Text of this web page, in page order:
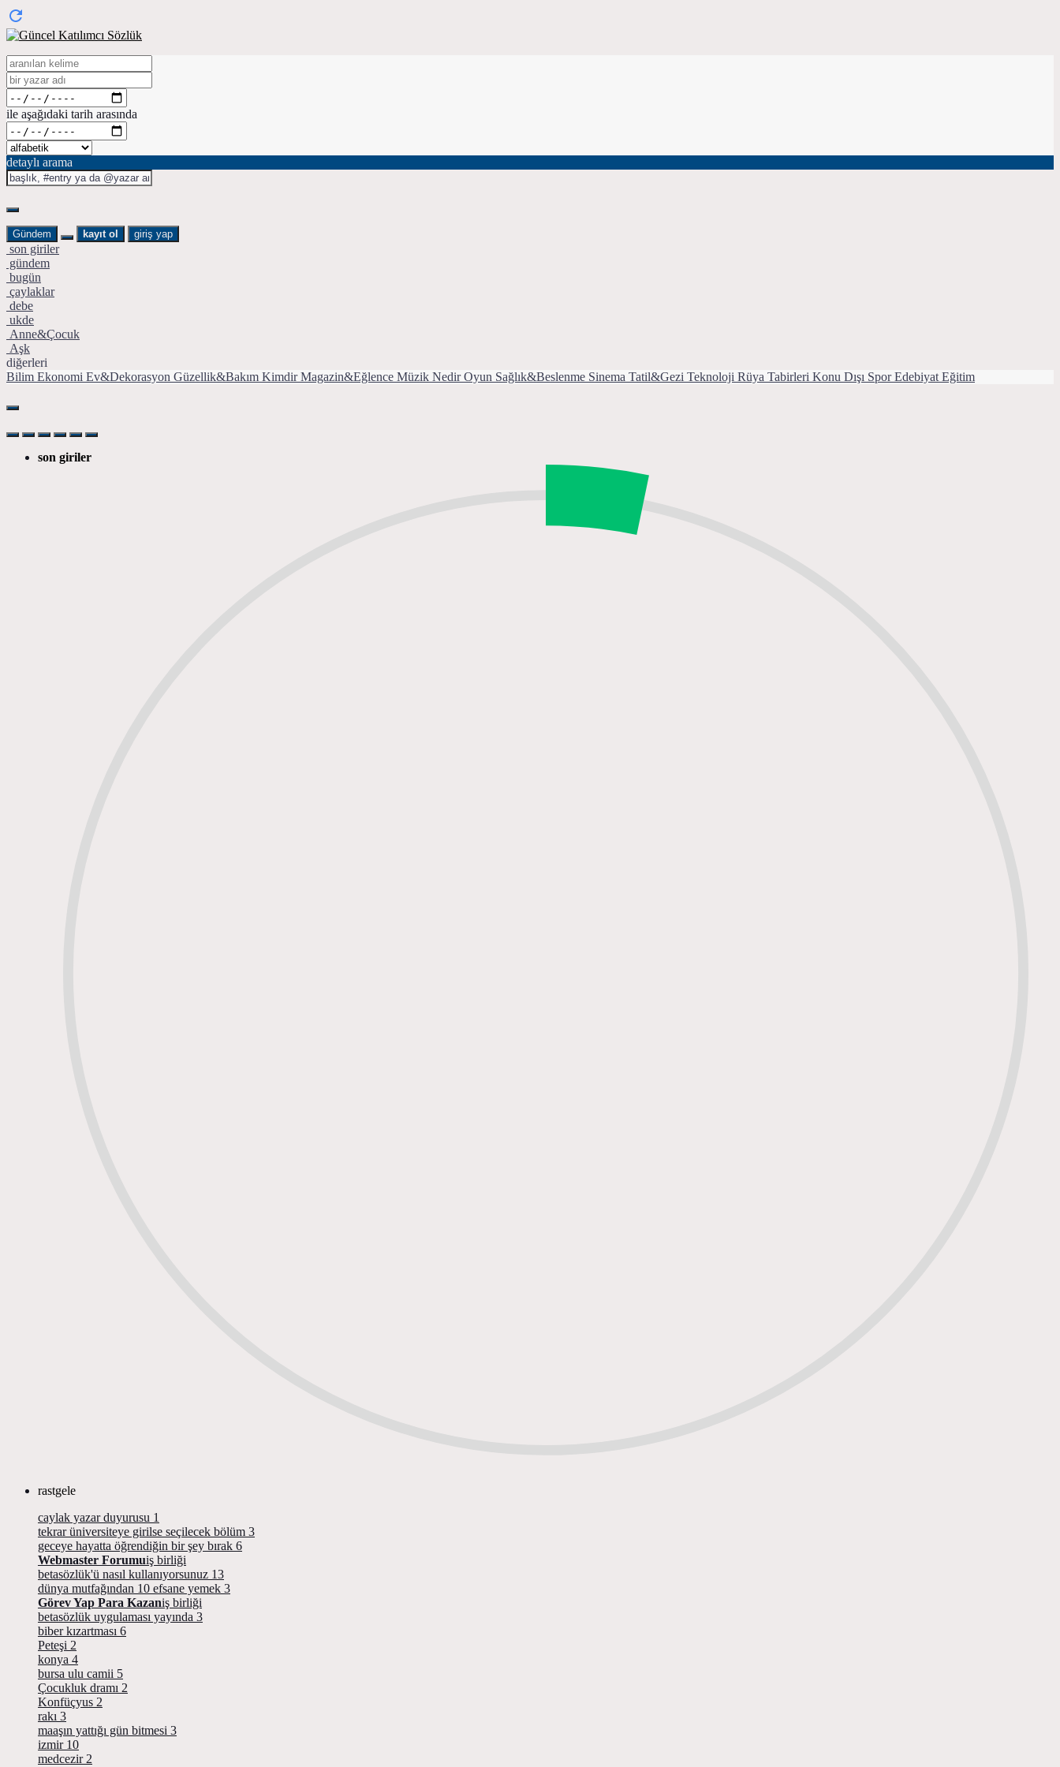
ile aşağıdaki tarih arasında
detaylı arama
Gündem kayıt ol giriş yap
son giriler
gündem
bugün
çaylaklar
debe
ukde
Anne&Çocuk
Aşk
diğerleri
Bilim Ekonomi Ev&Dekorasyon Güzellik&Bakım Kimdir Magazin&Eğlence Müzik Nedir Oyun Sağlık&Beslenme Sinema Tatil&Gezi Teknoloji Rüya Tabirleri Konu Dışı Spor Edebiyat Eğitim
son giriler
rastgele
caylak yazar duyurusu 1
tekrar üniversiteye girilse seçilecek bölüm 3
geceye hayatta öğrendiğin bir şey bırak 6
Webmaster Forumuiş birliği
betasözlük'ü nasıl kullanıyorsunuz 13
dünya mutfağından 10 efsane yemek 3
Görev Yap Para Kazaniş birliği
betasözlük uygulaması yayında 3
biber kızartması 6
Peteşi 2
konya 4
bursa ulu camii 5
Çocukluk dramı 2
Konfüçyus 2
rakı 3
maaşın yattığı gün bitmesi 3
izmir 10
medcezir 2